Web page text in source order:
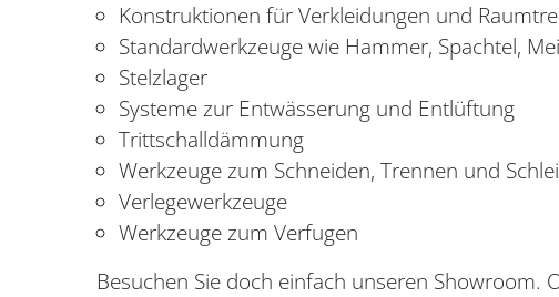
Konstruktionen für Verkleidungen und
Standardwerkzeuge wie Hammer, Spachtel,
Stelzlager
Systeme zur Entwässerung und Entlüftung
Trittschalldämmung
Werkzeuge zum Schneiden, Trennen und
Verlegewerkzeuge
Werkzeuge zum Verfugen
Besuchen Sie doch einfach unseren